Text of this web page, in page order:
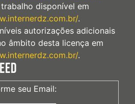
disponível em
.
autorizações adicionais
âmbito desta licença em
.
seu Email: